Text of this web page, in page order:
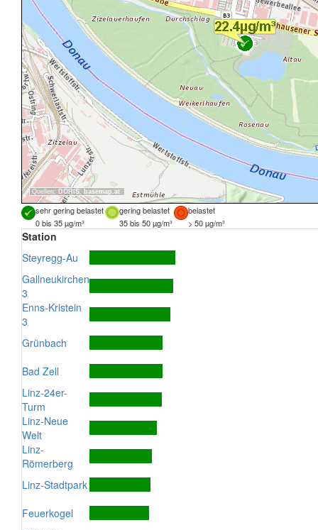
Quellen: DORIS, basemap.at
sehr gering belastet gering belastet
belastet
0 bis 35 µg/m³
35 bis 50 µg/m³ > 50 µg/m³
Station
Steyregg-Au
Gallneukirchen
3
Enns-Kristein
3
Grünbach
Bad Zell
Linz-24er-
Turm
Linz-Neue
Welt
Linz-
Römerberg
Linz-Stadtpark
Feuerkogel